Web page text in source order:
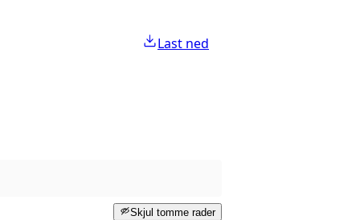
Last ned
Skjul tomme rader